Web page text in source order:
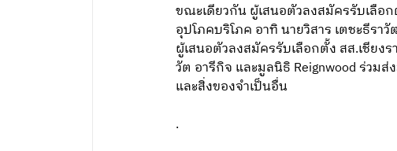
ขณะเดียวกัน ผู้เสนอตัวลงสมัครรับเลือ
อุปโภคบริโภค อาทิ นายวิสาร เตชะธีรา
ผู้เสนอตัวลงสมัครรับเลือกตั้ง สส.เชียง
วัต อารีกิจ และมูลนิธิ Reignwood ร่วม
และสิ่งของจำเป็นอื่น
.